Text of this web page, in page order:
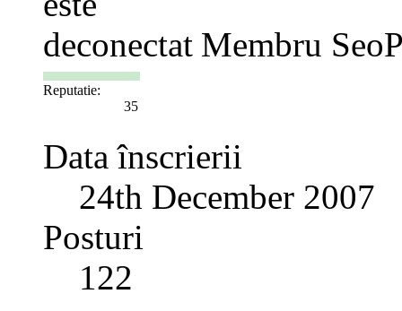
Membru
Reputatie:
35
Data înscrierii
24th December 2007
Posturi
122